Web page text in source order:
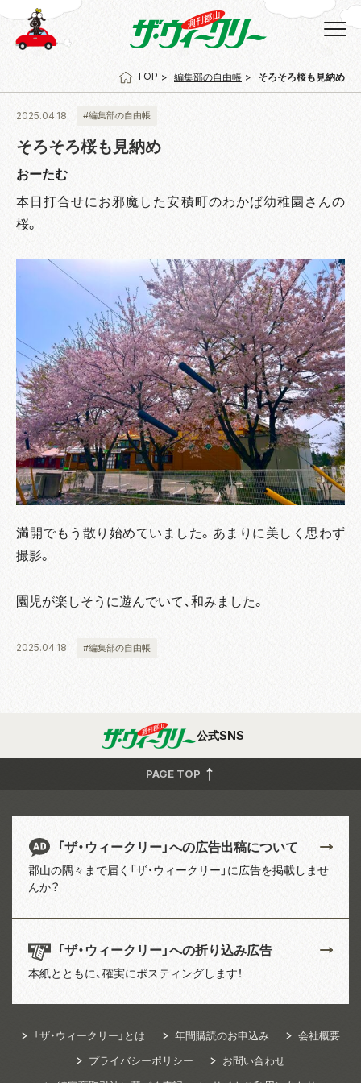
TOP 編集部の自由帳 そろそろ桜も見納め
2025.04.18 #編集部の自由帳
そろそろ桜も見納め
おーたむ
本日打合せにお邪魔した安積町のわかば幼稚園さんの
桜。
満開でもう散り始めていました。あまりに美しく思わず
撮影。
園児が楽しそうに遊んでいて、和みました。
2025.04.18 #編集部の自由帳
公式SNS
PAGE TOP
「ザ・ウィークリー」への広告出稿について
郡山の隅々まで届く「ザ・ウィークリー」に広告を掲載しませ
んか？
「ザ・ウィークリー」への折り込み広告
本紙とともに、確実にポスティングします！
「ザ・ウィークリー」とは 年間購読のお申込み
会社概要
プライバシーポリシー
お問い合わせ